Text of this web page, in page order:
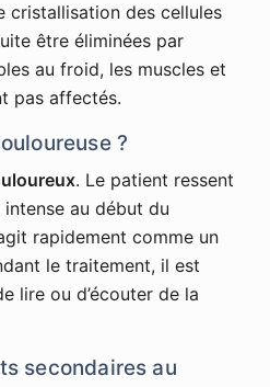
cristallisation des cellules
être éliminées par
au froid, les muscles et
pas affectés.
?
. Le patient ressent
au début du
rapidement comme un
le traitement, il est
lire ou d’écouter de la
secondaires au